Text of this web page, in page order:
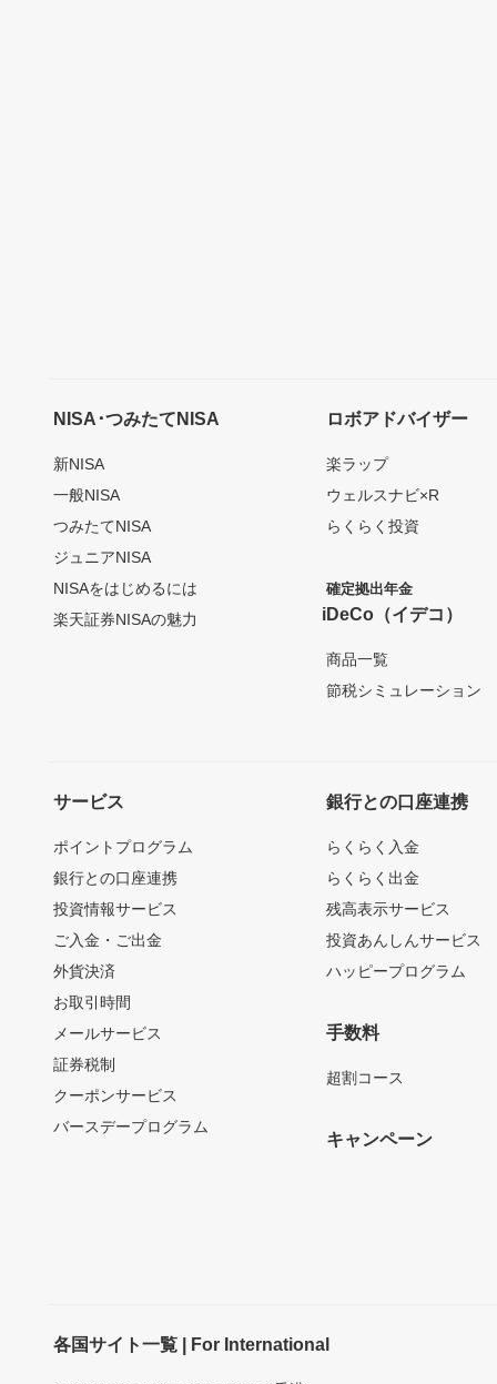
NISA･つみたてNISA
新NISA
一般NISA
つみたてNISA
ジュニアNISA
NISAをはじめるには
楽天証券NISAの魅力
ロボアドバイザー
楽ラップ
ウェルスナビ×R
らくらく投資
確定拠出年金
iDeCo（イデコ）
商品一覧
節税シミュレーション
サービス
ポイントプログラム
銀行との口座連携
投資情報サービス
ご入金・ご出金
外貨決済
お取引時間
メールサービス
証券税制
クーポンサービス
バースデープログラム
銀行との口座連携
らくらく入金
らくらく出金
残高表示サービス
投資あんしんサービス
ハッピープログラム
手数料
超割コース
キャンペーン
各国サイト一覧 | For International